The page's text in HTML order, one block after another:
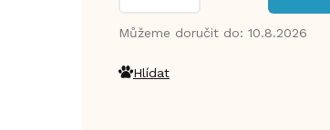
Můžeme doručit do: 10.8.2026
Hlídat